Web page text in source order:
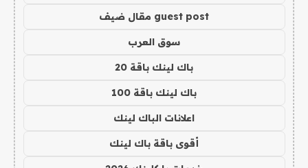
guest post مقال ضيف
سوق العرب
باك لينك باقة 20
باك لينك باقة 100
اعلانات الباك لينك
أقوى باقة باك لينك